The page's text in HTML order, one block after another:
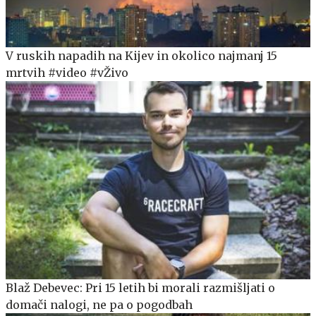
V ruskih napadih na Kijev in okolico najmanj 15
mrtvih #video #vŽivo
Blaž Debevec: Pri 15 letih bi morali razmišljati o
domači nalogi, ne pa o pogodbah